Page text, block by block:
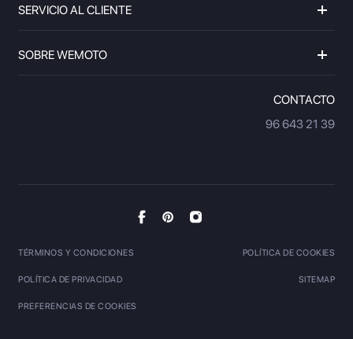
SERVICIO AL CLIENTE
SOBRE WEMOTO
CONTACTO
96 643 21 39
TÉRMINOS Y CONDICIONES POLÍTICA DE COOKIES
POLÍTICA DE PRIVACIDAD SITEMAP
PREFERENCIAS DE COOKIES